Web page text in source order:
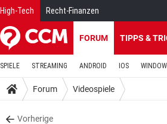
High-Tech Recht-Finanzen
FORUM TIPPS &
SPIELE STREAMING ANDROID IOS
Forum Videospiele
Vorherige